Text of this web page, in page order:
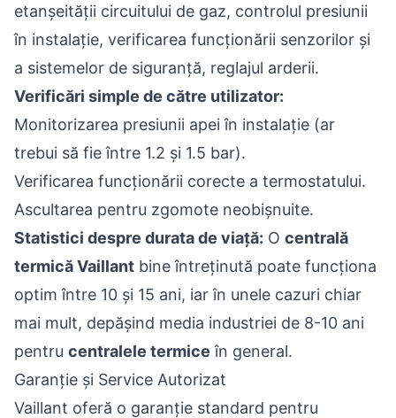
etanșeității circuitului de gaz, controlul presiunii
în instalație, verificarea funcționării senzorilor și
a sistemelor de siguranță, reglajul arderii.
Verificări simple de către utilizator:
Monitorizarea presiunii apei în instalație (ar
trebui să fie între 1.2 și 1.5 bar).
Verificarea funcționării corecte a termostatului.
Ascultarea pentru zgomote neobișnuite.
Statistici despre durata de viață: O centrală
termică Vaillant bine întreținută poate funcționa
optim între 10 și 15 ani, iar în unele cazuri chiar
mai mult, depășind media industriei de 8-10 ani
pentru centralele termice în general.
Garanție și Service Autorizat
Vaillant oferă o garanție standard pentru